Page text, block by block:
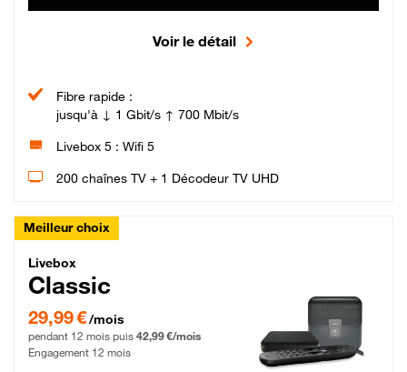
Voir le détail
Fibre rapide :
jusqu'à ↓ 1 Gbit/s ↑ 700 Mbit/s
Livebox 5 : Wifi 5
200 chaînes TV + 1 Décodeur TV UHD
Meilleur choix
Livebox Classic Fibre
Livebox
Classic
29,99 € par mois pendant 12 mois puis 42,99 € par mois, Engagement 12 mois
29,99 €/mois
pendant 12 mois puis 42,99 €/mois
Engagement 12 mois